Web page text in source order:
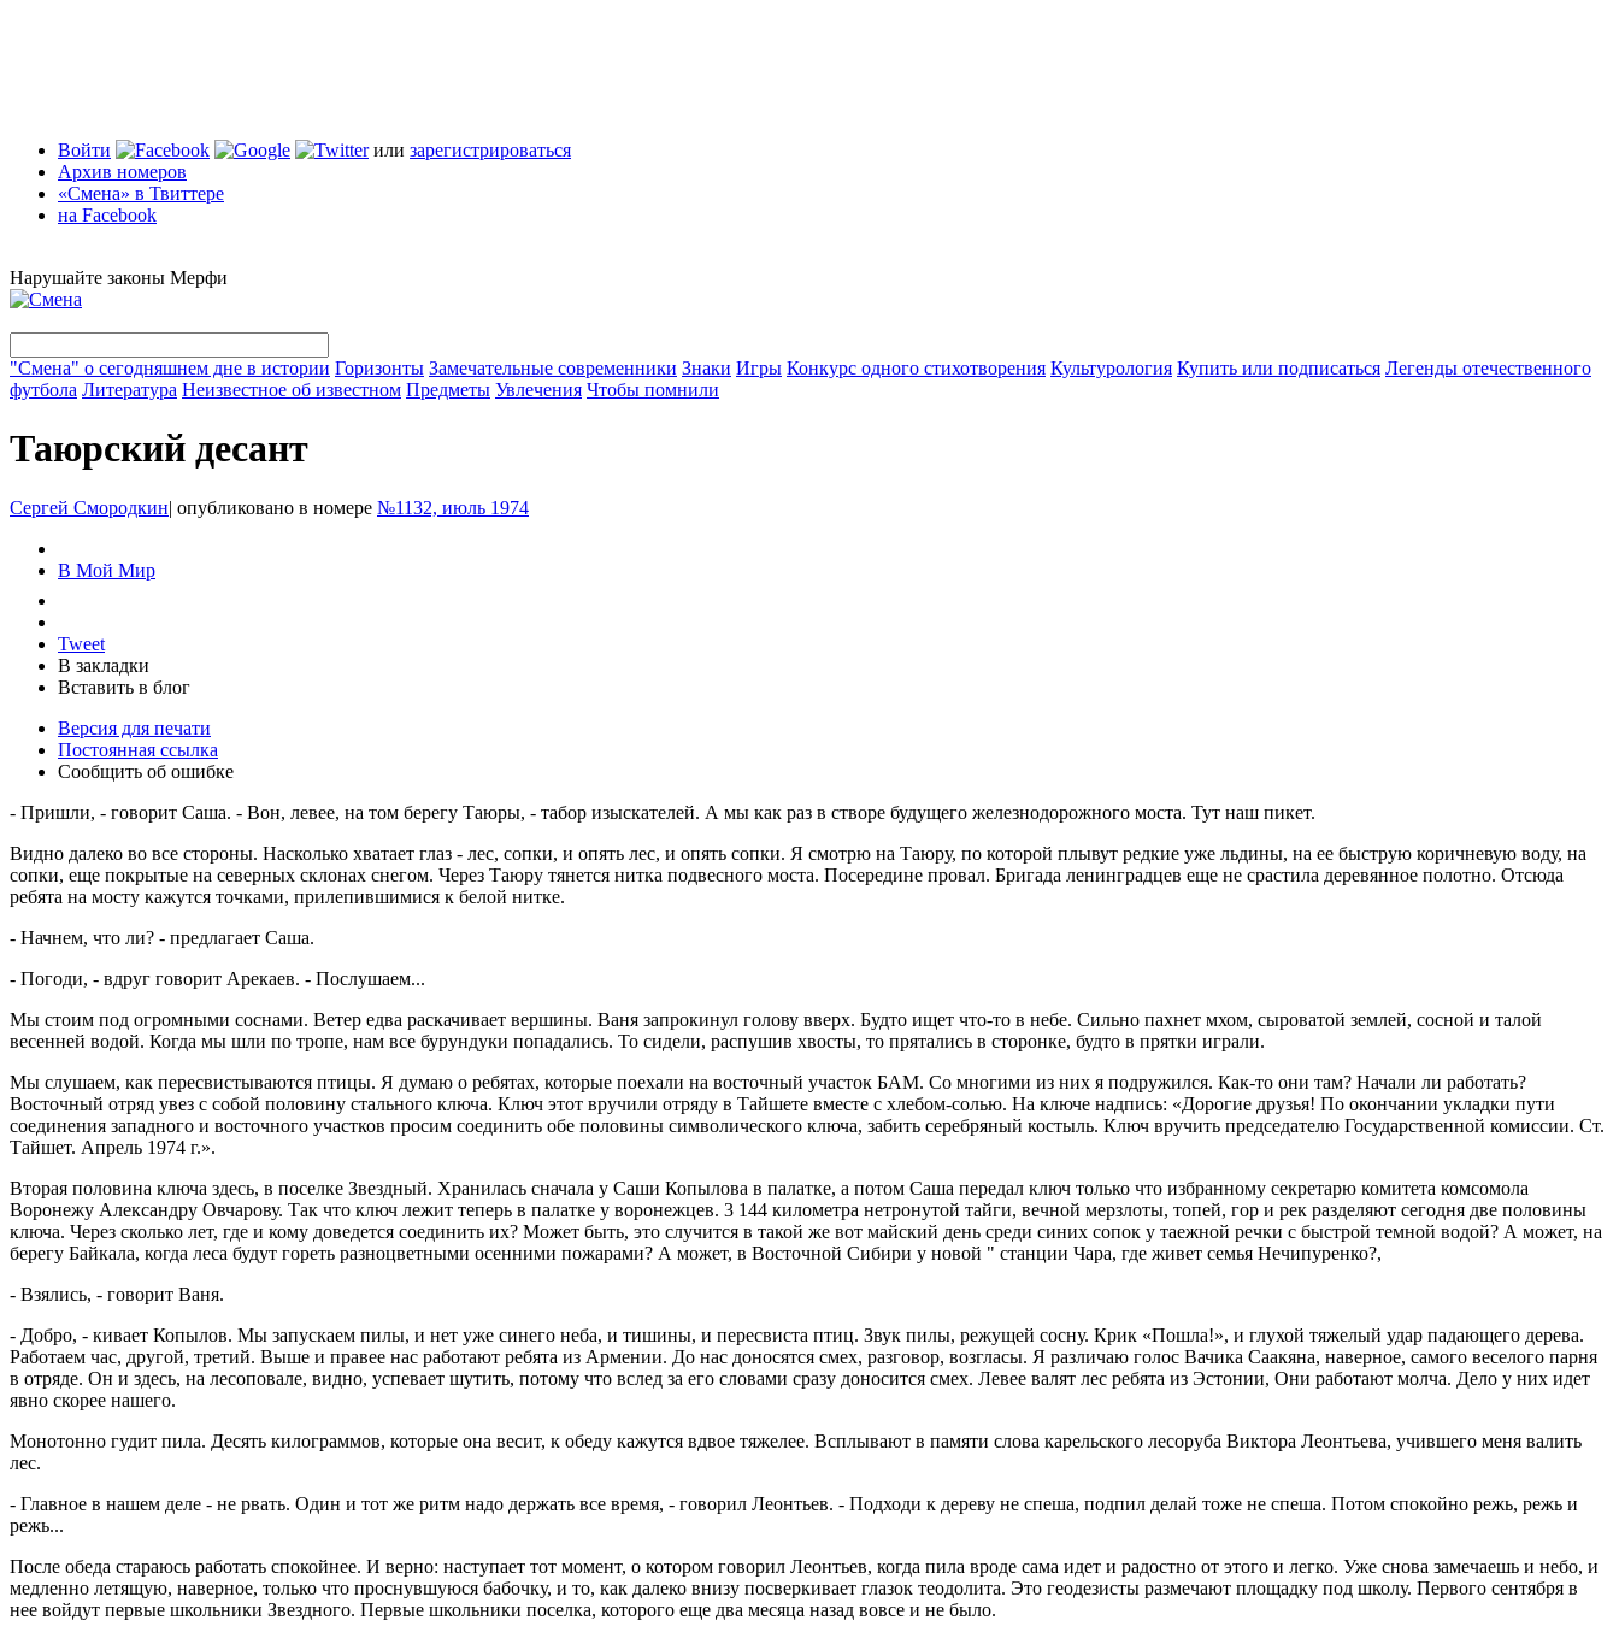
Войти или зарегистрироваться
Архив номеров
«Смена» в Твиттере
на Facebook
Нарушайте законы Мерфи
"Смена" о сегодняшнем дне в истории Горизонты Замечательные современники Знаки Игры Конкурс одного стихотворения Культурология Купить или подписаться Легенды отечественного
футбола Литература Неизвестное об известном Предметы Увлечения Чтобы помнили
Таюрский десант
Сергей Смородкин| опубликовано в номере №1132, июль 1974
В Мой Мир
Tweet
В закладки
Вставить в блог
Версия для печати
Постоянная ссылка
Сообщить об ошибке
- Пришли, - говорит Саша. - Вон, левее, на том берегу Таюры, - табор изыскателей. А мы как раз в створе будущего железнодорожного моста. Тут наш пикет.
Видно далеко во все стороны. Насколько хватает глаз - лес, сопки, и опять лес, и опять сопки. Я смотрю на Таюру, по которой плывут редкие уже льдины, на ее быструю коричневую воду, на
сопки, еще покрытые на северных склонах снегом. Через Таюру тянется нитка подвесного моста. Посередине провал. Бригада ленинградцев еще не срастила деревянное полотно. Отсюда
ребята на мосту кажутся точками, прилепившимися к белой нитке.
- Начнем, что ли? - предлагает Саша.
- Погоди, - вдруг говорит Арекаев. - Послушаем...
Мы стоим под огромными соснами. Ветер едва раскачивает вершины. Ваня запрокинул голову вверх. Будто ищет что-то в небе. Сильно пахнет мхом, сыроватой землей, сосной и талой
весенней водой. Когда мы шли по тропе, нам все бурундуки попадались. То сидели, распушив хвосты, то прятались в сторонке, будто в прятки играли.
Мы слушаем, как пересвистываются птицы. Я думаю о ребятах, которые поехали на восточный участок БАМ. Со многими из них я подружился. Как-то они там? Начали ли работать?
Восточный отряд увез с собой половину стального ключа. Ключ этот вручили отряду в Тайшете вместе с хлебом-солью. На ключе надпись: «Дорогие друзья! По окончании укладки пути
соединения западного и восточного участков просим соединить обе половины символического ключа, забить серебряный костыль. Ключ вручить председателю Государственной комиссии. Ст.
Тайшет. Апрель 1974 г.».
Вторая половина ключа здесь, в поселке Звездный. Хранилась сначала у Саши Копылова в палатке, а потом Саша передал ключ только что избранному секретарю комитета комсомола
Воронежу Александру Овчарову. Так что ключ лежит теперь в палатке у воронежцев. 3 144 километра нетронутой тайги, вечной мерзлоты, топей, гор и рек разделяют сегодня две половины
ключа. Через сколько лет, где и кому доведется соединить их? Может быть, это случится в такой же вот майский день среди синих сопок у таежной речки с быстрой темной водой? А может, на
берегу Байкала, когда леса будут гореть разноцветными осенними пожарами? А может, в Восточной Сибири у новой " станции Чара, где живет семья Нечипуренко?,
- Взялись, - говорит Ваня.
- Добро, - кивает Копылов. Мы запускаем пилы, и нет уже синего неба, и тишины, и пересвиста птиц. Звук пилы, режущей сосну. Крик «Пошла!», и глухой тяжелый удар падающего дерева.
Работаем час, другой, третий. Выше и правее нас работают ребята из Армении. До нас доносятся смех, разговор, возгласы. Я различаю голос Вачика Саакяна, наверное, самого веселого парня
в отряде. Он и здесь, на лесоповале, видно, успевает шутить, потому что вслед за его словами сразу доносится смех. Левее валят лес ребята из Эстонии, Они работают молча. Дело у них идет
явно скорее нашего.
Монотонно гудит пила. Десять килограммов, которые она весит, к обеду кажутся вдвое тяжелее. Всплывают в памяти слова карельского лесоруба Виктора Леонтьева, учившего меня валить
лес.
- Главное в нашем деле - не рвать. Один и тот же ритм надо держать все время, - говорил Леонтьев. - Подходи к дереву не спеша, подпил делай тоже не спеша. Потом спокойно режь, режь и
режь...
После обеда стараюсь работать спокойнее. И верно: наступает тот момент, о котором говорил Леонтьев, когда пила вроде сама идет и радостно от этого и легко. Уже снова замечаешь и небо, и
медленно летящую, наверное, только что проснувшуюся бабочку, и то, как далеко внизу посверкивает глазок теодолита. Это геодезисты размечают площадку под школу. Первого сентября в
нее войдут первые школьники Звездного. Первые школьники поселка, которого еще два месяца назад вовсе и не было.